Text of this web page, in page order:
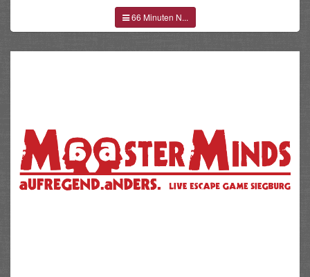
66 Minuten N...